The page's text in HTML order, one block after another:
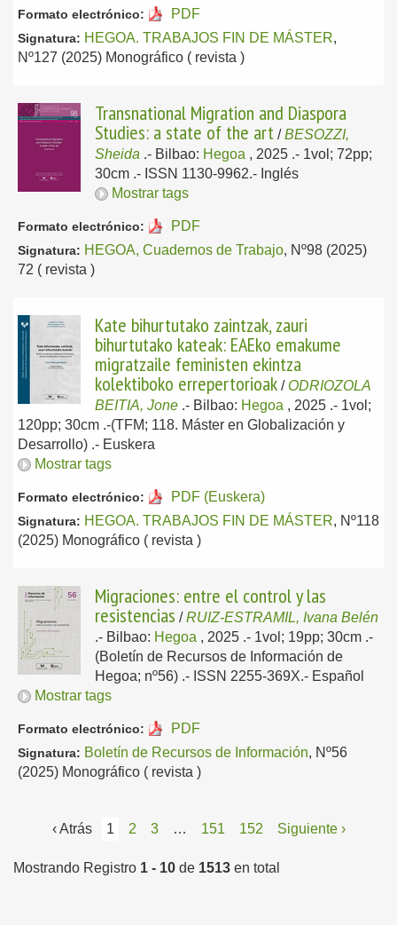
Formato electrónico: PDF
Signatura: HEGOA. TRABAJOS FIN DE MÁSTER,
Nº127 (2025) Monográfico ( revista )
Transnational Migration and Diaspora
Studies: a state of the art /BESOZZI,
Sheida .- Bilbao: Hegoa , 2025 .- 1vol; 72pp;
30cm .- ISSN 1130-9962.- Inglés
Mostrar tags
Formato electrónico: PDF
Signatura: HEGOA, Cuadernos de Trabajo, Nº98 (2025)
72 ( revista )
Kate bihurtutako zaintzak, zauri
bihurtutako kateak: EAEko emakume
migratzaile feministen ekintza
kolektiboko errepertorioak / ODRIOZOLA
BEITIA, Jone .- Bilbao: Hegoa , 2025 .- 1vol;
120pp; 30cm .-(TFM; 118. Máster en Globalización y
Desarrollo) .- Euskera
Mostrar tags
Formato electrónico: PDF (Euskera)
Signatura: HEGOA. TRABAJOS FIN DE MÁSTER, Nº118
(2025) Monográfico ( revista )
Migraciones: entre el control y las
resistencias /RUIZ-ESTRAMIL, Ivana Belén
.- Bilbao: Hegoa , 2025 .- 1vol; 19pp; 30cm .-
(Boletín de Recursos de Información de
Hegoa; nº56) .- ISSN 2255-369X.- Español
Mostrar tags
Formato electrónico: PDF
Signatura: Boletín de Recursos de Información, Nº56
(2025) Monográfico ( revista )
‹ Atrás 1 2 3 … 151 152 Siguiente ›
Mostrando Registro 1 - 10 de 1513 en total